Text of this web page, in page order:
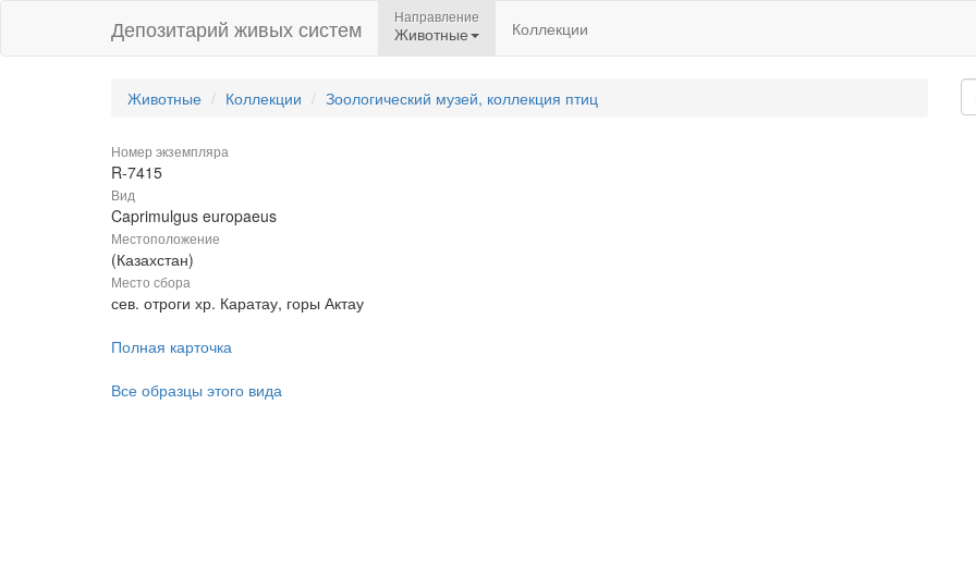
Депозитарий живых систем Направление
Животные Коллекции
Животные Коллекции Зоологический музей, коллекция птиц
Номер экземпляра
R-7415
Вид
Caprimulgus europaeus
Местоположение
(Казахстан)
Место сбора
сев. отроги хр. Каратау, горы Актау
Полная карточка
Все образцы этого вида